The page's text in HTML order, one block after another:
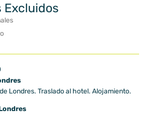
Excluidos
Londres. Traslado al hotel. Alojamiento.